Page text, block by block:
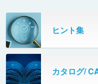
PHC80L
ガントレーパレタイザ
PHC350・PHC330
タテコン® / TC
高速転換機
スタッカ&アンスタッカ
米袋自動投入装置
ヒント集
カタログ/